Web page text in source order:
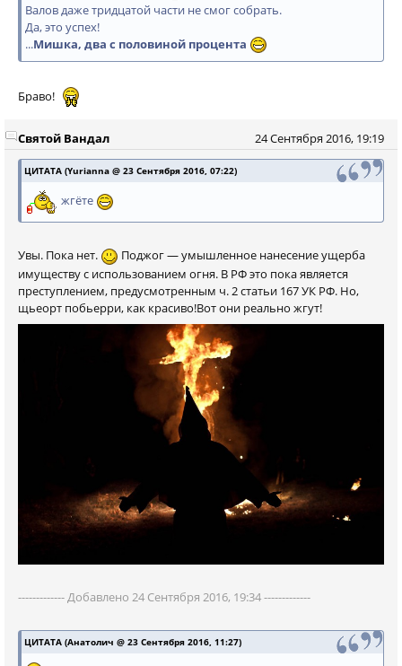
Валов даже тридцатой части не смог собрать.
Да, это успех!
...Мишка, два с половиной процента
Браво!
24 Сентября 2016, 19:19
Святой Вандал
ЦИТАТА (Yurianna @ 23 Сентября 2016, 07:22)
жгёте
Увы. Пока нет.
Поджог — умышленное нанесение ущерба
имуществу с использованием огня. В РФ это пока является
преступлением, предусмотренным ч. 2 статьи 167 УК РФ. Но,
щьеорт побьерри, как красиво!Вот они реально жгут!
------------- Добавлено 24 Сентября 2016, 19:34 -------------
ЦИТАТА (Анатолич @ 23 Сентября 2016, 11:27)